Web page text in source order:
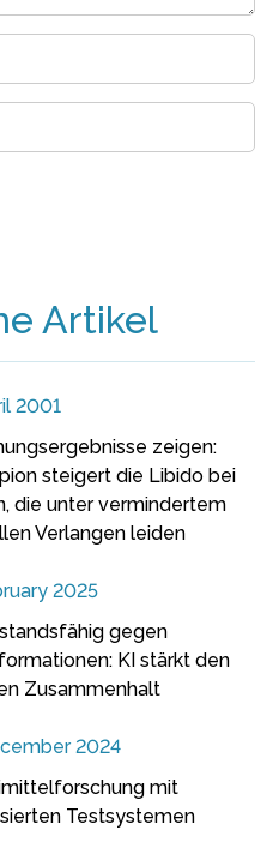
Artikel
2001
zeigen:
steigert die Libido bei
die unter vermindertem
Verlangen leiden
2025
gegen
KI stärkt den
Zusammenhalt
2024
mit
Testsystemen